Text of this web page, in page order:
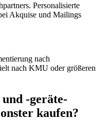
Personalisierte
Akquise und Mailings
nach
nach KMU oder größeren
-geräte-
kaufen?